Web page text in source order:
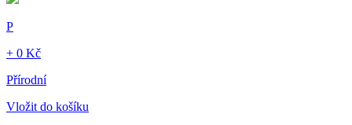
P
+ 0 Kč
Přírodní
Vložit do košíku